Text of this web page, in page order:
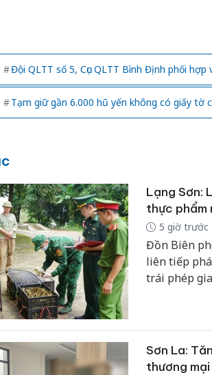
Đội QLTT số 5, Cục QLTT Bình Định phối
Tạm giữ gần 6.000 hũ yến không có giấy tờ
Lạng Sơn:
thực phẩm
5 giờ trước
Đồn Biên
liên tiếp
trái phép
Sơn La:
thương